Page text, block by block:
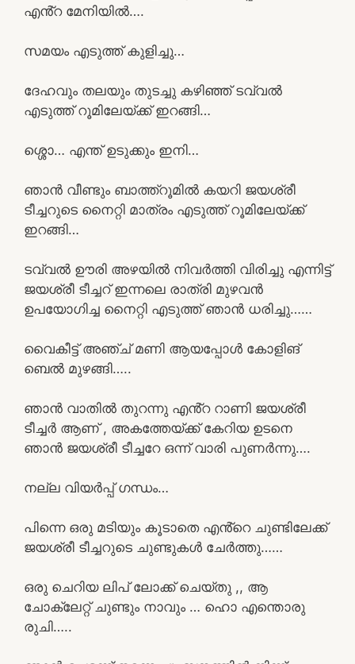
എൻ്റ മേനിയിൽ….
സമയം എടുത്ത് കുളിച്ചു…
ദേഹവും തലയും തുടച്ചു കഴിഞ്ഞ് ടവ്വൽ
എടുത്ത് റൂമിലേയ്ക്ക് ഇറങ്ങി…
ശ്ശൊ… എന്ത് ഉടുക്കും ഇനി…
ഞാൻ വീണ്ടും ബാത്ത്റൂമിൽ കയറി ജയശ്രീ
ടീച്ചറുടെ നൈറ്റി മാത്രം എടുത്ത് റൂമിലേയ്ക്ക്
ഇറങ്ങി…
ടവ്വൽ ഊരി അഴയിൽ നിവർത്തി വിരിച്ചു എന്നിട്ട്
ജയശ്രീ ടീച്ചറ് ഇന്നലെ രാത്രി മുഴവൻ
ഉപയോഗിച്ച നൈറ്റി എടുത്ത് ഞാൻ ധരിച്ചു……
വൈകീട്ട് അഞ്ച് മണി ആയപ്പോൾ കോളിങ്
ബെൽ മുഴങ്ങി…..
ഞാൻ വാതിൽ തുറന്നു എൻ്റ റാണി ജയശ്രീ
ടീച്ചർ ആണ് , അകത്തേയ്ക്ക് കേറിയ ഉടനെ
ഞാൻ ജയശ്രീ ടീച്ചറേ ഒന്ന് വാരി പുണർന്നു….
നല്ല വിയർപ്പ് ഗന്ധം…
പിന്നെ ഒരു മടിയും കൂടാതെ എൻ്റെ ചുണ്ടിലേക്ക്
ജയശ്രീ ടീച്ചറുടെ ചുണ്ടുകൾ ചേർത്തു……
ഒരു ചെറിയ ലിപ് ലോക്ക് ചെയ്തു ,, ആ
ചോക്ലേറ്റ് ചുണ്ടും നാവും … ഹൊ എന്തൊരു
രുചി…..